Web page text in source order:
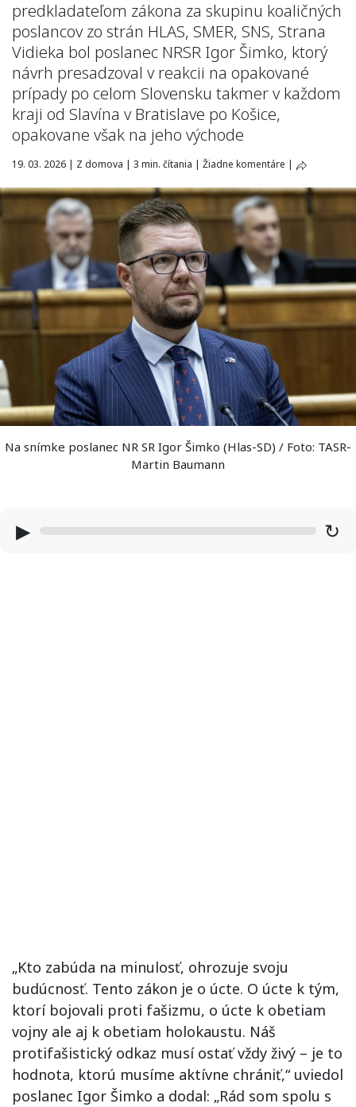
predkladateľom zákona za skupinu koaličných
poslancov zo strán HLAS, SMER, SNS, Strana
Vidieka bol poslanec NRSR Igor Šimko, ktorý
návrh presadzoval v reakcii na opakované
prípady po celom Slovensku takmer v každom
kraji od Slavína v Bratislave po Košice,
opakovane však na jeho východe
19. 03. 2026 | Z domova | 3 min. čítania | Žiadne komentáre |
Na snímke poslanec NR SR Igor Šimko (Hlas-SD) / Foto: TASR-
Martin Baumann
▶ ↻
„Kto zabúda na minulosť, ohrozuje svoju
budúcnosť. Tento zákon je o úcte. O úcte k tým,
ktorí bojovali proti fašizmu, o úcte k obetiam
vojny ale aj k obetiam holokaustu. Náš
protifašistický odkaz musí ostať vždy živý – je to
hodnota, ktorú musíme aktívne chrániť,“ uviedol
poslanec Igor Šimko a dodal: „Rád som spolu s